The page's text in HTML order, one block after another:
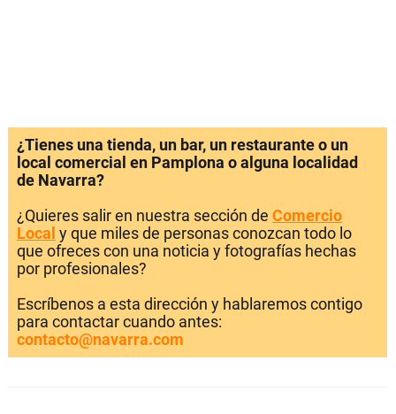
¿Tienes una tienda, un bar, un restaurante o un
local comercial en Pamplona o alguna localidad
de Navarra?
¿Quieres salir en nuestra sección de Comercio
Local y que miles de personas conozcan todo lo
que ofreces con una noticia y fotografías hechas
por profesionales?
Escríbenos a esta dirección y hablaremos contigo
para contactar cuando antes:
contacto@navarra.com